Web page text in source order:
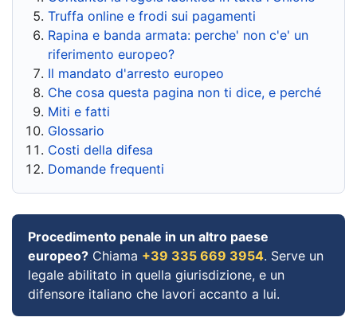
Truffa online e frodi sui pagamenti
Rapina e banda armata: perche' non c'e' un
riferimento europeo?
Il mandato d'arresto europeo
Che cosa questa pagina non ti dice, e perché
Miti e fatti
Glossario
Costi della difesa
Domande frequenti
Procedimento penale in un altro paese
europeo? Chiama +39 335 669 3954. Serve un
legale abilitato in quella giurisdizione, e un
difensore italiano che lavori accanto a lui.